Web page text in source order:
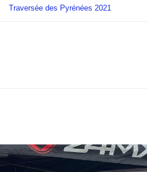
Traversée des Pyrénées 2021